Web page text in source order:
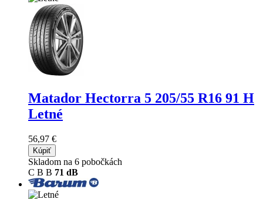
Matador Hectorra 5 205/55 R16 91 H
Letné
56,97 €
Kúpiť
Skladom na 6 pobočkách
C B B 71 dB